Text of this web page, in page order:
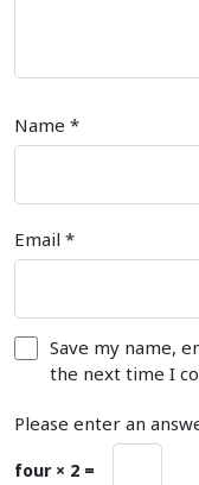
Name *
Email *
Save my name,
the next time I
Please enter an
four × 2 =